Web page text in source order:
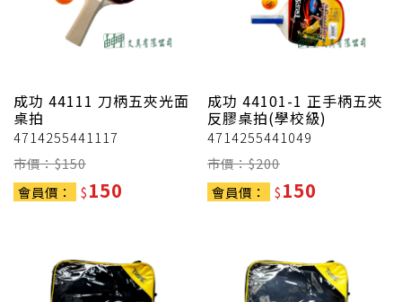
成功 44111 刀柄五夾光面
桌拍
4714255441117
市價：$150
會員價：
$150
成功 44101-1 正手柄五夾
反膠桌拍(學校級)
4714255441049
市價：$200
會員價：
$150